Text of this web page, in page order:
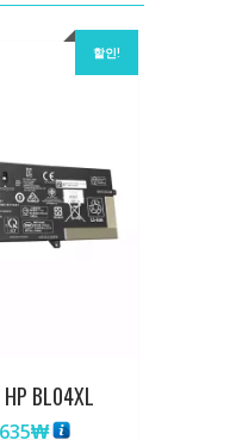
할인!
BL04XL
₩현